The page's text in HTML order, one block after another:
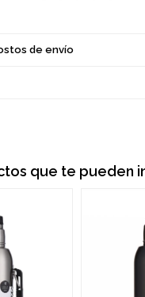
de envío
que te pueden